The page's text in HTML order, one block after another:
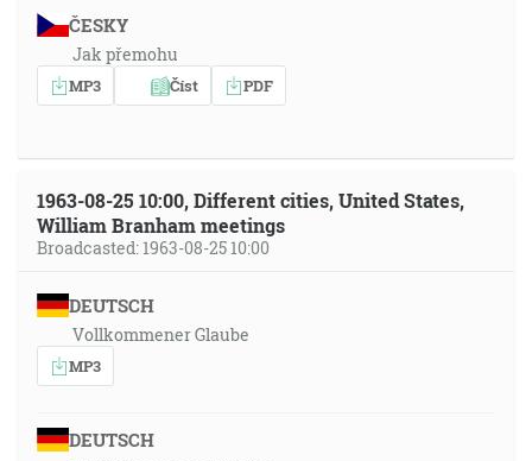
ČESKY
Jak přemohu
MP3 Číst PDF
1963-08-25 10:00, Different cities, United States,
William Branham meetings
Broadcasted: 1963-08-25 10:00
DEUTSCH
Vollkommener Glaube
MP3
DEUTSCH